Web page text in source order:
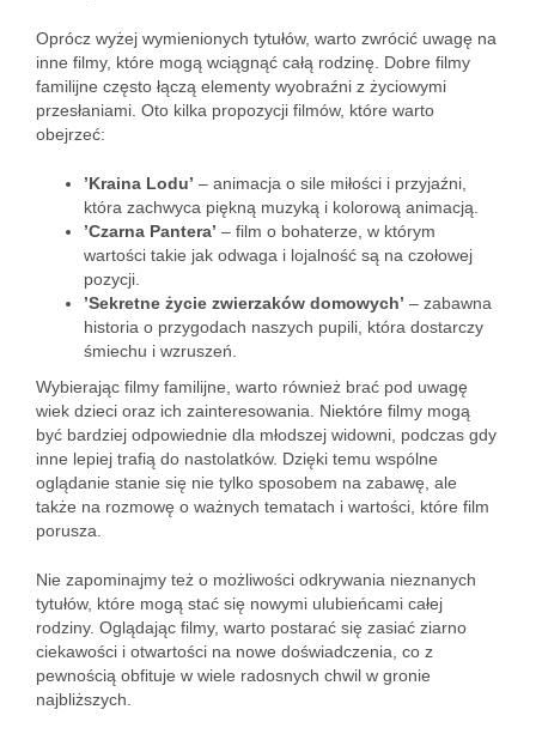
Oprócz wyżej wymienionych tytułów, warto zwrócić uwagę na
inne filmy, które mogą wciągnąć całą rodzinę. Dobre filmy
familijne często łączą elementy wyobraźni z życiowymi
przesłaniami. Oto kilka propozycji filmów, które warto
obejrzeć:
’Kraina Lodu’ – animacja o sile miłości i przyjaźni,
która zachwyca piękną muzyką i kolorową animacją.
’Czarna Pantera’ – film o bohaterze, w którym
wartości takie jak odwaga i lojalność są na czołowej
pozycji.
’Sekretne życie zwierzaków domowych’ – zabawna
historia o przygodach naszych pupili, która dostarczy
śmiechu i wzruszeń.
Wybierając filmy familijne, warto również brać pod uwagę
wiek dzieci oraz ich zainteresowania. Niektóre filmy mogą
być bardziej odpowiednie dla młodszej widowni, podczas gdy
inne lepiej trafią do nastolatków. Dzięki temu wspólne
oglądanie stanie się nie tylko sposobem na zabawę, ale
także na rozmowę o ważnych tematach i wartości, które film
porusza.
Nie zapominajmy też o możliwości odkrywania nieznanych
tytułów, które mogą stać się nowymi ulubieńcami całej
rodziny. Oglądając filmy, warto postarać się zasiać ziarno
ciekawości i otwartości na nowe doświadczenia, co z
pewnością obfituje w wiele radosnych chwil w gronie
najbliższych.